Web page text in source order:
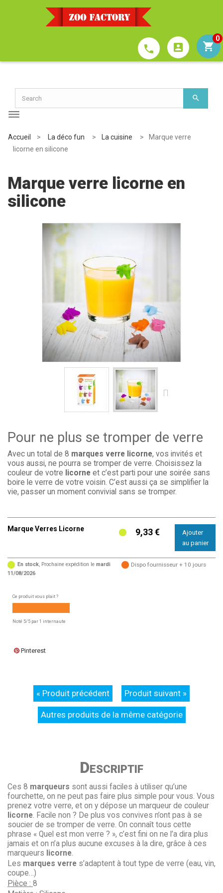
0
account_box
phone
Accueil > La déco fun > La cuisine >
Marque verre
licorne en silicone
Marque verre licorne en
silicone
Pour ne plus se tromper de verre
Avec un total de 8 marques verre licorne, vos invités et
vous aussi, ne pourra se tromper de verre. Choisissez la
couleur de votre licorne et c’est parti pour une soirée sans
boire le verre de votre voisin. C’est aussi ça se simplifier la
vie, passer un moment convivial sans se tromper.
Marque Verres Licorne 9,33 €
En stock , Prochaine expédition le mardi
11/08/2026
Dispo fournisseur + 10 jours
Ce produit vous plait ?
Noté 5/5 par 1 internaute
Pinterest
« Produit précédent Produit suivant »
Autres produits de la même catégorie
Descriptif
Ces 8 marqueurs sont aussi faciles à utiliser qu’une
fourchette, on ne peut pas faire plus simple pour vous. Vous
prenez votre verre, et on y dépose un marqueur de couleur
licorne . Facile non ? De plus vos convives n’ont pas à se
soucier de se tromper de verre. On connaît tous cette
phrase « Quel est mon verre ? », c’est fini on ne l’a dira plus
jamais et on n’a plus aucune excuses à la dire, grâce à ces
marqueurs licorne
Les marques verre s’adaptent à tout type de verre (eau, vin,
coupe…)
Pièce : 8